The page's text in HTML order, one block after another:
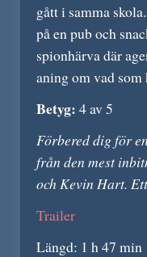
gått i samma
på en pub och
spionhärva där
aning om vad
Betyg: 4 av 5
Förbered dig för
från den mest
och Kevin Hart.
Trailer
Längd: 1 h 47 min